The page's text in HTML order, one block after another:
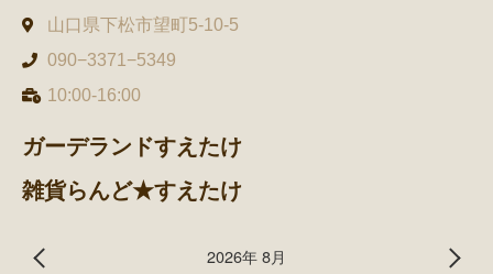
山口県下松市望町5-10-5
090−3371−5349
10:00-16:00
ガーデランドすえたけ
雑貨らんど★すえたけ
2026年 8月